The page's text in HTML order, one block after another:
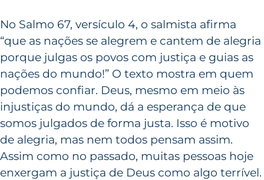
No Salmo 67, versículo 4, o salmista afirma
“que as nações se alegrem e cantem de alegria
porque julgas os povos com justiça e guias as
nações do mundo!” O texto mostra em quem
podemos confiar. Deus, mesmo em meio às
injustiças do mundo, dá a esperança de que
somos julgados de forma justa. Isso é motivo
de alegria, mas nem todos pensam assim.
Assim como no passado, muitas pessoas hoje
enxergam a justiça de Deus como algo terrível.